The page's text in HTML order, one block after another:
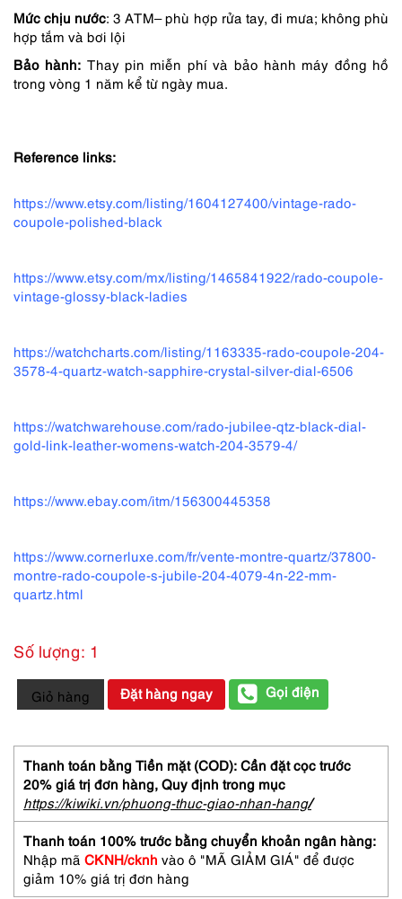
Mức chịu nước: 3 ATM– phù hợp rửa tay, đi mưa; không phù
hợp tắm và bơi lội
Bảo hành: Thay pin miễn phí và bảo hành máy đồng hồ
trong vòng 1 năm kể từ ngày mua.
Reference links:
https://www.etsy.com/listing/1604127400/vintage-rado-
coupole-polished-black
https://www.etsy.com/mx/listing/1465841922/rado-coupole-
vintage-glossy-black-ladies
https://watchcharts.com/listing/1163335-rado-coupole-204-
3578-4-quartz-watch-sapphire-crystal-silver-dial-6506
https://watchwarehouse.com/rado-jubilee-qtz-black-dial-
gold-link-leather-womens-watch-204-3579-4/
https://www.ebay.com/itm/156300445358
https://www.cornerluxe.com/fr/vente-montre-quartz/37800-
montre-rado-coupole-s-jubile-204-4079-4n-22-mm-
quartz.html
Số lượng: 1
2137-
Đồng
nữ-
RADO
Coupole
quartz
women's
watch-
Đã
sử
dụng
Giỏ hàng Đặt hàng ngay Gọi điện
Thanh toán bằng Tiền mặt (COD): Cần đặt cọc trước
20% giá trị đơn hàng, Quy định trong mục
https://kiwiki.vn/phuong-thuc-giao-nhan-hang/
Thanh toán 100% trước bằng chuyển khoản ngân hàng:
Nhập mã CKNH/cknh vào ô "MÃ GIẢM GIÁ" để được
giảm 10% giá trị đơn hàng